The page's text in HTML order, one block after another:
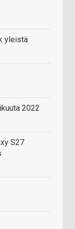
yleistä
2022
S27